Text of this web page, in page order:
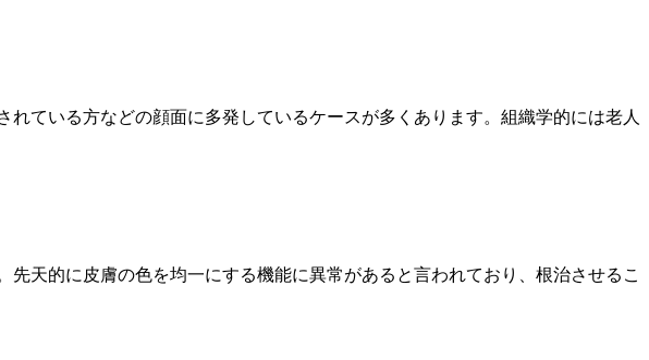
ている方などの顔面に多発しているケースが多くあります。組織学的には老人
天的に皮膚の色を均一にする機能に異常があると言われており、根治させるこ